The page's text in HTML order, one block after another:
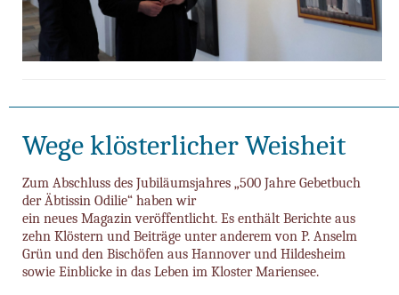
Wege klösterlicher Weisheit
Zum Abschluss des Jubiläumsjahres „500 Jahre Gebetbuch
der Äbtissin Odilie“ haben wir
ein neues Magazin veröffentlicht. Es enthält Berichte aus
zehn Klöstern und Beiträge unter anderem von P. Anselm
Grün und den Bischöfen aus Hannover und Hildesheim
sowie Einblicke in das Leben im Kloster Mariensee.